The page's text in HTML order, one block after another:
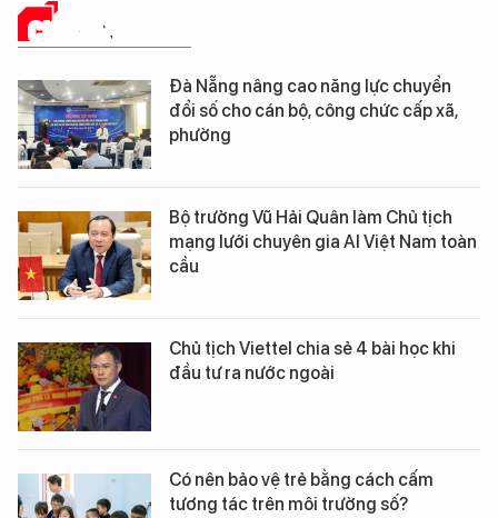
CHUYỂN ĐỔI SỐ
Đà Nẵng nâng cao năng lực chuyển
đổi số cho cán bộ, công chức cấp xã,
phường
Bộ trưởng Vũ Hải Quân làm Chủ tịch
mạng lưới chuyên gia AI Việt Nam toàn
cầu
Chủ tịch Viettel chia sẻ 4 bài học khi
đầu tư ra nước ngoài
Có nên bảo vệ trẻ bằng cách cấm
tương tác trên môi trường số?